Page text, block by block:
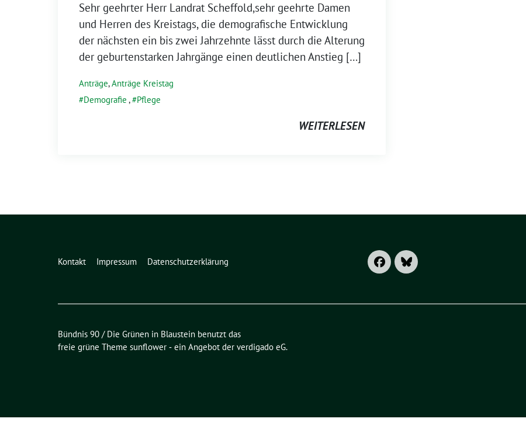
Sehr geehrter Herr Landrat Scheffold,sehr geehrte Damen
und Herren des Kreistags, die demografische Entwicklung
der nächsten ein bis zwei Jahrzehnte lässt durch die Alterung
der geburtenstarken Jahrgänge einen deutlichen Anstieg […]
Anträge,Anträge Kreistag
Demografie , Pflege
WEITERLESEN
Kontakt Impressum Datenschutzerklärung
Bündnis 90 / Die Grünen in Blaustein benutzt das
freie grüne Theme sunflower ‐ ein Angebot der verdigado eG.